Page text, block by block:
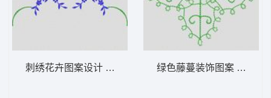
刺绣花卉图案设计 植物花型 绿色藤蔓装饰图案 植物花